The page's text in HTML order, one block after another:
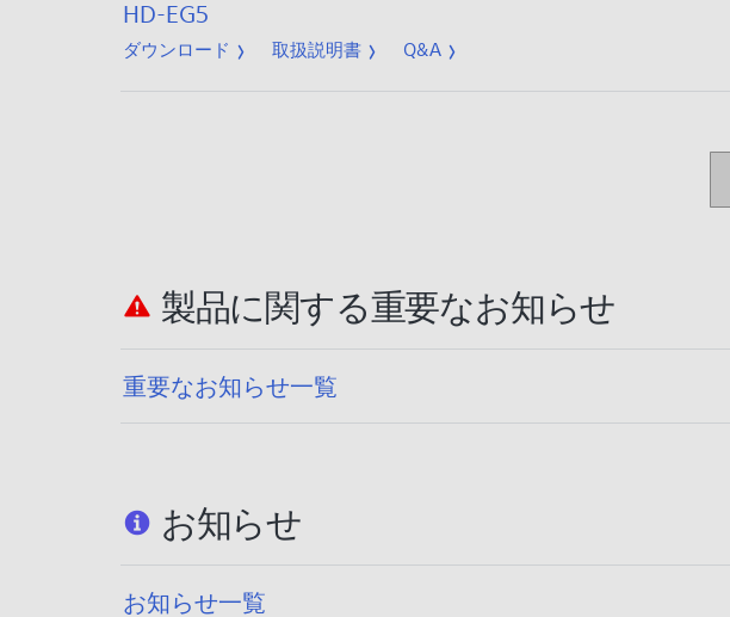
HD-EG5
ダウンロード 取扱説明書 Q&A
製品に関する重要なお知らせ
重要なお知らせ一覧
お知らせ
お知らせ一覧